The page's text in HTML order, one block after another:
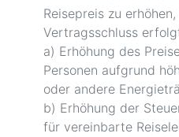
Reisepreis zu
Vertragsschluss
a) Erhöhung des
Personen aufgrund
oder andere
b) Erhöhung der
für vereinbarte